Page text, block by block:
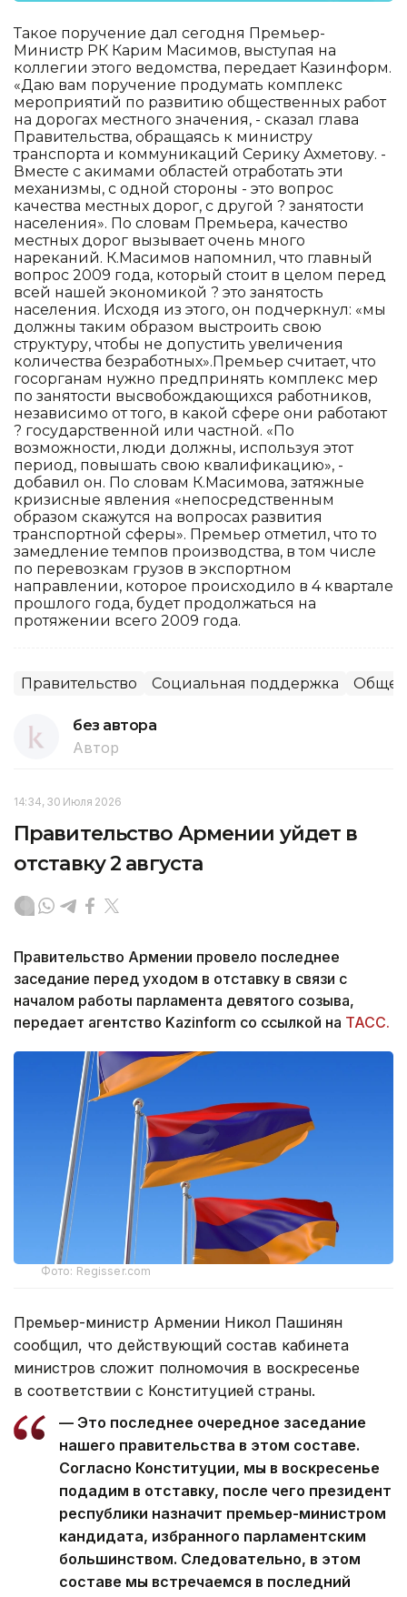
Такое поручение дал сегодня Премьер-
Министр РК Карим Масимов, выступая на
коллегии этого ведомства, передает Казинформ.
«Даю вам поручение продумать комплекс
мероприятий по развитию общественных работ
на дорогах местного значения, - сказал глава
Правительства, обращаясь к министру
транспорта и коммуникаций Серику Ахметову. -
Вместе с акимами областей отработать эти
механизмы, с одной стороны - это вопрос
качества местных дорог, с другой ? занятости
населения». По словам Премьера, качество
местных дорог вызывает очень много
нареканий. К.Масимов напомнил, что главный
вопрос 2009 года, который стоит в целом перед
всей нашей экономикой ? это занятость
населения. Исходя из этого, он подчеркнул: «мы
должны таким образом выстроить свою
структуру, чтобы не допустить увеличения
количества безработных».Премьер считает, что
госорганам нужно предпринять комплекс мер
по занятости высвобождающихся работников,
независимо от того, в какой сфере они работают
? государственной или частной. «По
возможности, люди должны, используя этот
период, повышать свою квалификацию», -
добавил он. По словам К.Масимова, затяжные
кризисные явления «непосредственным
образом скажутся на вопросах развития
транспортной сферы». Премьер отметил, что то
замедление темпов производства, в том числе
по перевозкам грузов в экспортном
направлении, которое происходило в 4 квартале
прошлого года, будет продолжаться на
протяжении всего 2009 года.
Правительство Социальная поддержка
без автора
Автор
14:34, 30 Июля 2026
Правительство Армении уйдет в
отставку 2 августа
Правительство Армении провело последнее
заседание перед уходом в отставку в связи с
началом работы парламента девятого созыва,
передает агентство Kazinform со ссылкой на ТАСС.
Фото: Regisser.com
Премьер-министр Армении Никол Пашинян
сообщил, что действующий состав кабинета
министров сложит полномочия в воскресенье
в соответствии с Конституцией страны.
— Это последнее очередное заседание
нашего правительства в этом составе.
Согласно Конституции, мы в воскресенье
подадим в отставку, после чего президент
республики назначит премьер-министром
кандидата, избранного парламентским
большинством. Следовательно, в этом
составе мы встречаемся в последний